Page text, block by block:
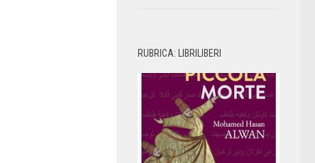
RUBRICA: LIBRILIBERI